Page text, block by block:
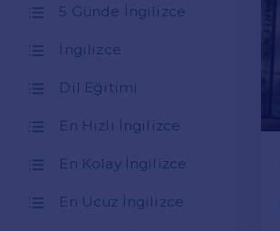
5 Günde İngilizce
İngilizce
Dil Eğitimi
En Hızlı İngilizce
En Kolay İngilizce
En Ucuz İngilizce